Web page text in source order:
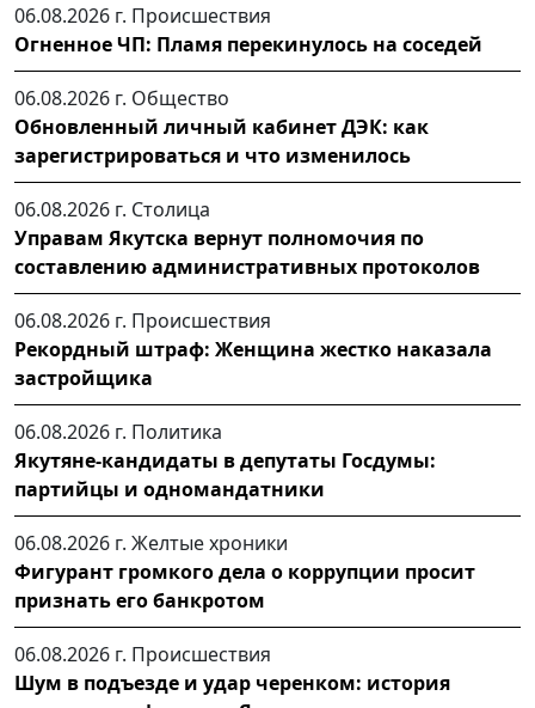
06.08.2026 г. Происшествия
Огненное ЧП: Пламя перекинулось на соседей
06.08.2026 г. Общество
Обновленный личный кабинет ДЭК: как
зарегистрироваться и что изменилось
06.08.2026 г. Столица
Управам Якутска вернут полномочия по
составлению административных протоколов
06.08.2026 г. Происшествия
Рекордный штраф: Женщина жестко наказала
застройщика
06.08.2026 г. Политика
Якутяне-кандидаты в депутаты Госдумы:
партийцы и одномандатники
06.08.2026 г. Желтые хроники
Фигурант громкого дела о коррупции просит
признать его банкротом
06.08.2026 г. Происшествия
Шум в подъезде и удар черенком: история